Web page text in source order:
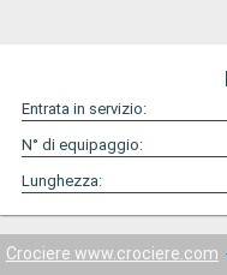
Entrata in servizio:
N° di equipaggio:
Lunghezza:
Crociere www.crociere.com